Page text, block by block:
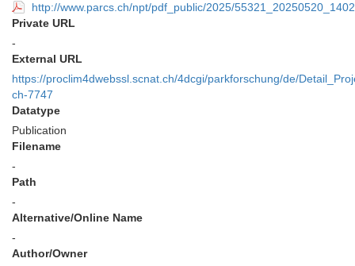
http://www.parcs.ch/npt/pdf_public/2025/
Private URL
-
External URL
https://proclim4dwebssl.scnat.ch/4dcgi/parkforschung/de/
ch-7747
Datatype
Publication
Filename
-
Path
-
Alternative/Online Name
-
Author/Owner